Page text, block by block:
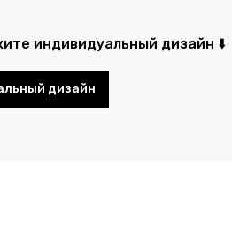
индивидуальный дизайн ⬇️
дизайн